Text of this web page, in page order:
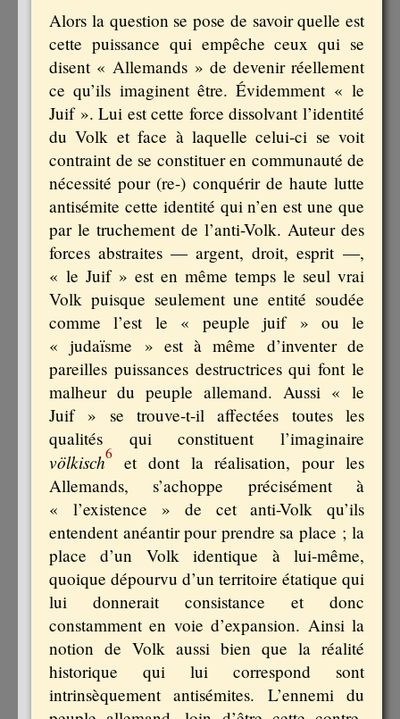
Alors la question se pose de savoir quelle est
cette puissance qui empêche ceux qui se
disent « Allemands » de devenir réellement
ce qu’ils imaginent être. Évidemment « le
Juif ». Lui est cette force dissolvant l’identité
du Volk et face à laquelle celui-ci se voit
contraint de se constituer en communauté de
nécessité pour (re-) conquérir de haute lutte
antisémite cette identité qui n’en est une que
par le truchement de l’anti-Volk. Auteur des
forces abstraites — argent, droit, esprit —,
« le Juif » est en même temps le seul vrai
Volk puisque seulement une entité soudée
comme l’est le « peuple juif » ou le
« judaïsme » est à même d’inventer de
pareilles puissances destructrices qui font le
malheur du peuple allemand. Aussi « le
Juif » se trouve-t-il affectées toutes les
qualités qui constituent l’imaginaire
völkisch6
et dont la réalisation, pour les
Allemands, s’achoppe précisément à
« l’existence » de cet anti-Volk qu’ils
entendent anéantir pour prendre sa place ; la
place d’un Volk identique à lui-même,
quoique dépourvu d’un territoire étatique qui
lui donnerait consistance et donc
constamment en voie d’expansion. Ainsi la
notion de Volk aussi bien que la réalité
historique qui lui correspond sont
intrinsèquement antisémites. L’ennemi du